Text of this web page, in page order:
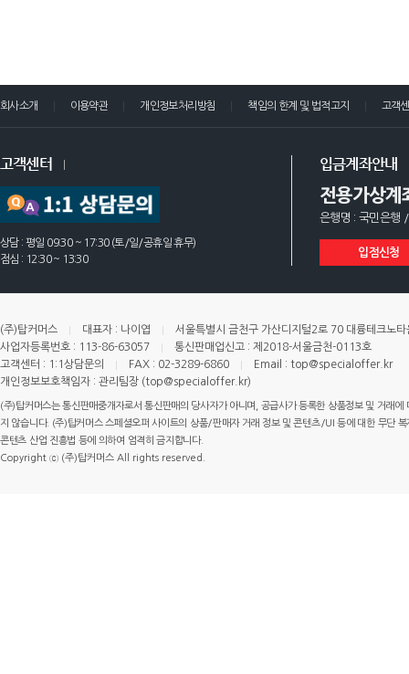
회사소개 이용약관 개인정보처리방침 책임의 한계 및 법적고지 고객
고객센터
상담 : 평일 09:30 ~ 17:30 (토/일/공휴일 휴무)
점심 : 12:30 ~ 13:30
입금계좌안내
전용가상계
은행명 : 국민은행
입점신청
(주)탑커머스 대표자 : 나이엽
서울특별시 금천구 가산디지털2로 70 대륭테크노
사업자등록번호 : 113-86-63057
통신판매업신고 : 제2018-서울금천-0113호
고객센터 : 1:1상담문의
FAX : 02-3289-6860
Email : top@specialoffer.kr
개인정보보호책임자 : 관리팀장 (top@specialoffer.kr)
(주)탑커머스는 통신판매중개자로서 통신판매의 당사자가 아니며, 공급사가 등록한 상품정보 및 거래
지 않습니다. (주)탑커머스 스페셜오퍼 사이트의 상품/판매자 거래 정보 및 콘텐츠/UI 등에 대한 무단
콘텐츠 산업 진흥법 등에 의하여 엄격히 금지합니다.
Copyright ⓒ (주)탑커머스 All rights reserved.